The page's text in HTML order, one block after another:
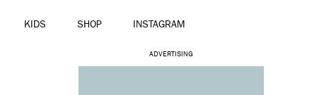
KIDS SHOP INSTAGRAM
ADVERTISING